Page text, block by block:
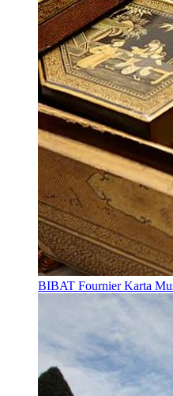
BIBAT Fournier Karta